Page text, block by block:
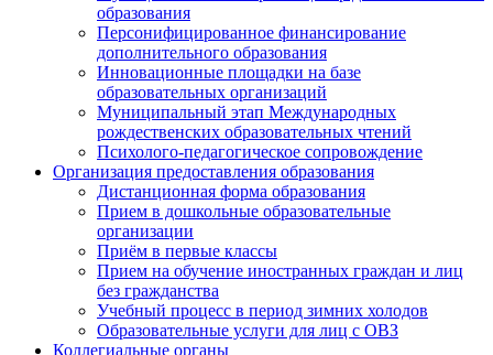
образования
Персонифицированное финансирование
дополнительного образования
Инновационные площадки на базе
образовательных организаций
Муниципальный этап Международных
рождественских образовательных чтений
Психолого-педагогическое сопровождение
Организация предоставления образования
Дистанционная форма образования
Прием в дошкольные образовательные
организации
Приём в первые классы
Прием на обучение иностранных граждан и лиц
без гражданства
Учебный процесс в период зимних холодов
Образовательные услуги для лиц с ОВЗ
Коллегиальные органы